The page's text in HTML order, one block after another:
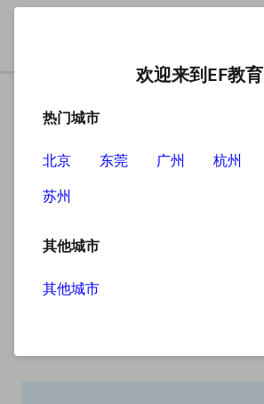
欢迎来到EF教育
热门城市
北京 东莞 广州 杭州
苏州
其他城市
其他城市